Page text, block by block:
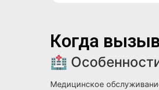
Когда
🏥
Медицинское